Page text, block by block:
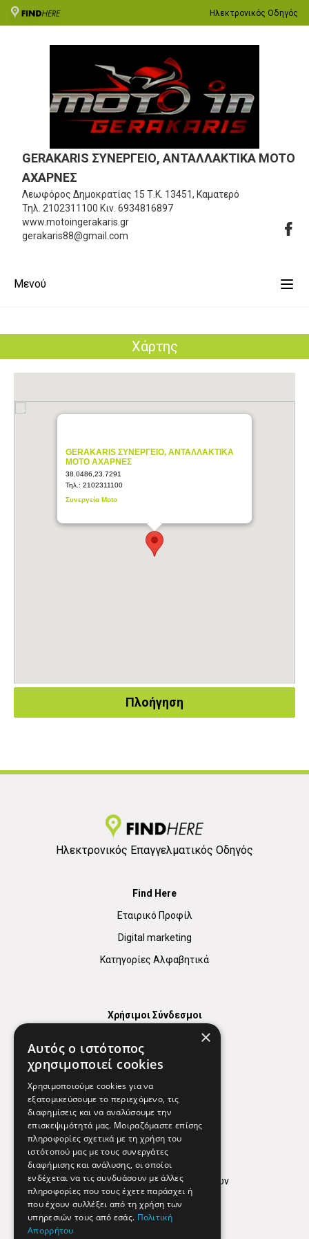
Ηλεκτρονικός Οδηγός
GERAKARIS ΣΥΝΕΡΓΕΙΟ, ΑΝΤΑΛΛΑΚΤΙΚΑ MOTO
ΑΧΑΡΝΕΣ
Λεωφόρος Δημοκρατίας 15 Τ.Κ. 13451, Καματερό
Τηλ. 2102311100 Κιν. 6934816897
www.motoingerakaris.gr
gerakaris88@gmail.com
Μενού
Χάρτης
GERAKARIS ΣΥΝΕΡΓΕΙΟ, ΑΝΤΑΛΛΑΚΤΙΚΑ
MOTO ΑΧΑΡΝΕΣ
38.0486,23.7291
Τηλ.: 2102311100
Συνεργεία Moto
Πλοήγηση
Ηλεκτρονικός Επαγγελματικός Οδηγός
Find Here
Εταιρικό Προφίλ
Digital marketing
Κατηγορίες Αλφαβητικά
Χρήσιμοι Σύνδεσμοι
Χρήσιμα Τηλέφωνα
Εφημερεύοντα Φαρμακεία
Απόρρητο
Όροι Χρήσης
Πολιτική προστασίας δεδομένων
Findhere
×
Αυτός ο ιστότοπος
χρησιμοποιεί cookies
Χρησιμοποιούμε cookies για να
εξατομικεύσουμε το περιεχόμενο, τις
διαφημίσεις και να αναλύσουμε την
επισκεψιμότητά μας. Μοιραζόμαστε επίσης
πληροφορίες σχετικά με τη χρήση του
ιστότοπού μας με τους συνεργάτες
διαφήμισης και ανάλυσης, οι οποίοι
ενδέχεται να τις συνδυάσουν με άλλες
πληροφορίες που τους έχετε παράσχει ή
που έχουν συλλέξει από τη χρήση των
υπηρεσιών τους από εσάς. Πολιτική
Απορρήτου